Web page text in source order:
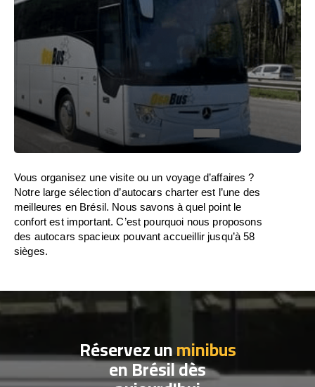
Vous organisez une visite ou un voyage d’affaires ?
Notre large sélection d’autocars charter est l’une des
meilleures en Brésil. Nous savons à quel point le
confort est important. C’est pourquoi nous proposons
des autocars spacieux pouvant accueillir jusqu’à 58
sièges.
Réservez unminibus
en Brésil dès